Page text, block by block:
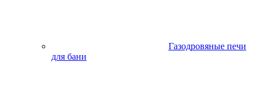
Газодровяные печи
для бани